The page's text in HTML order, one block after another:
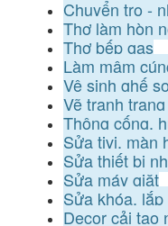
Chuyển trọ -
Thợ làm hòn
Thợ bếp gas
Làm mâm
Vệ sinh ghế
Vẽ tranh
Thông cống,
Sửa tivi, màn
Sửa thiết bị
Sửa máy giặt
Sửa khóa,
Decor cải tạo